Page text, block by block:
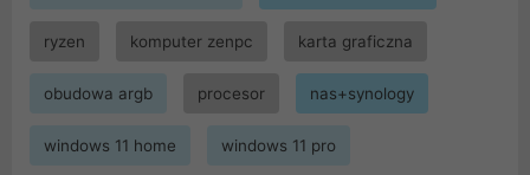
ryzen komputer zenpc karta graficzna
obudowa argb procesor nas+synology
windows 11 home windows 11 pro